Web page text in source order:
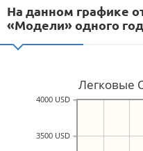
На данном графике
«Модели» одного
Легковые
3500 USD
4000 USD